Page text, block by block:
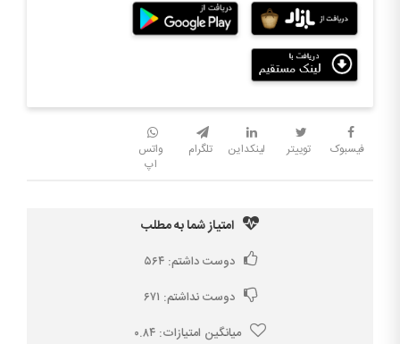
فیسبوک توییتر لینکداین تلگرام
واتس
اپ
امتیاز شما به مطلب
دوست داشتم:۵۶۴
دوست نداشتم: ۶۷۱
میانگین امتیازات: ۰.۸۴